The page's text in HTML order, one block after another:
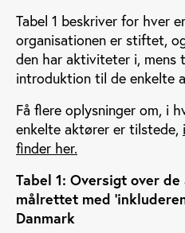
Tabel 1 beskriver for hver
organisationen er stiftet,
den har aktiviteter i, mens
introduktion til de enkelte
Få flere oplysninger om, i
enkelte aktører er tilstede,
finder her.
Tabel 1: Oversigt over
målrettet med
Danmark